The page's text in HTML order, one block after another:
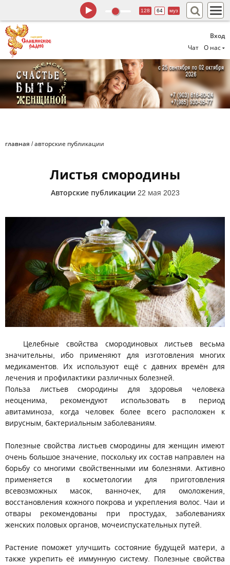
Вход
Чат
О нас
128 64 муз
главная /авторские публикации
Листья смородины
Авторские публикации 22 мая 2023
Целебные свойства смородиновых листьев весьма
значительны, ибо применяют для изготовления многих
медикаментов. Их используют ещё с давних времён для
лечения и профилактики различных болезней.
Польза листьев смородины для здоровья человека
неоценима, рекомендуют использовать в период
авитаминоза, когда человек более всего расположен к
вирусным, бактериальным заболеваниям.
Полезные свойства листьев смородины для женщин имеют
очень большое значение, поскольку их состав направлен на
борьбу со многими свойственными им болезнями. Активно
применяется в косметологии для приготовления
всевозможных масок, ванночек, для омоложения,
восстановления кожного покрова и укрепления волос. Чаи и
отвары рекомендованы при простудах, заболеваниях
женских половых органов, мочеиспускательных путей.
Растение поможет улучшить состояние будущей матери, а
также укрепить её иммунную систему. Полезные свойства